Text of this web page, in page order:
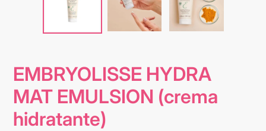
EMBRYOLISSE HYDRA
MAT EMULSION (crema
hidratante)